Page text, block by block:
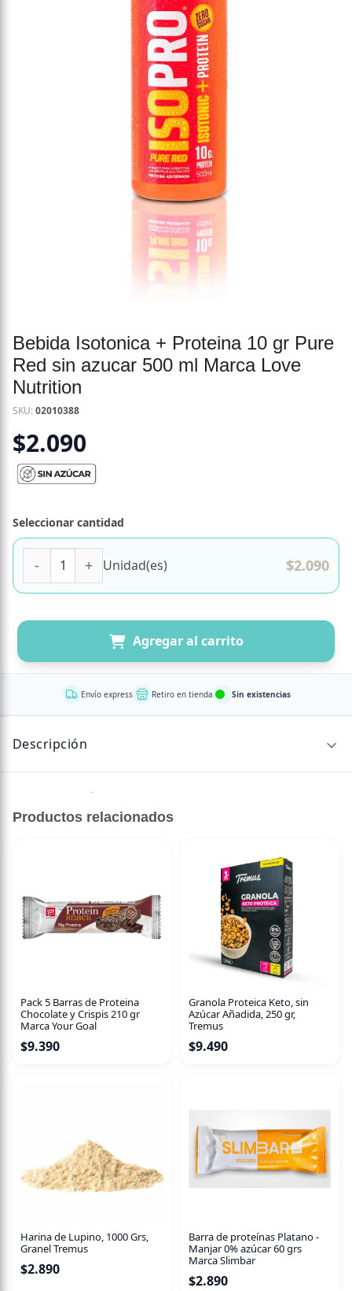
Bebida Isotonica + Proteina 10 gr Pure
Red sin azucar 500 ml Marca Love
Nutrition
SKU:02010388
$2.090
Seleccionar cantidad
Bebida Isotonica + Proteina 10 gr Pure Red sin azucar
Unidad(es) $2.090
Agregar al carrito
Envío express Retiro en tienda Sin existencias
Descripción
Sin descripción disponible.
Productos relacionados
Pack 5 Barras de Proteina
Chocolate y Crispis 210 gr
Marca Your Goal
$9.390
Granola Proteica Keto, sin
Azúcar Añadida, 250 gr,
Tremus
$9.490
Harina de Lupino, 1000 Grs,
Granel Tremus
$2.890
Barra de proteínas Platano -
Manjar 0% azúcar 60 grs
Marca Slimbar
$2.890